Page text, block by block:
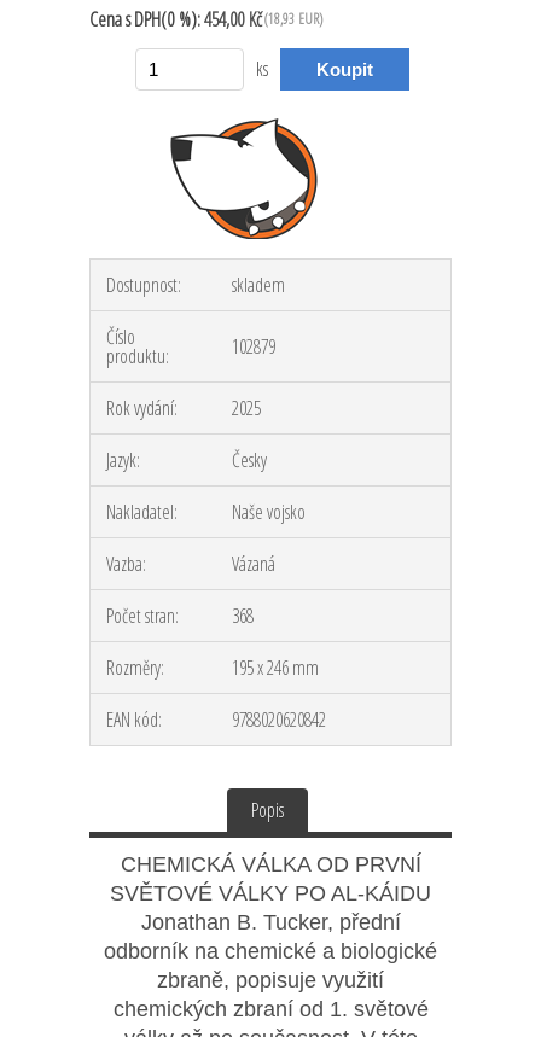
Cenas DPH(0 %):454,00 Kč(18,93 EUR)
ks
Dostupnost:
skladem
Číslo
produktu: 102879
Rok vydání:
2025
Jazyk:
Česky
Nakladatel:
Naše vojsko
Vazba:
Vázaná
Počet stran:
368
Rozměry:
195 x 246 mm
EAN kód:
9788020620842
Popis
CHEMICKÁ VÁLKA OD PRVNÍ
SVĚTOVÉ VÁLKY PO AL-KÁIDU
Jonathan B. Tucker, přední
odborník na chemické a biologické
zbraně, popisuje využití
chemických zbraní od 1. světové